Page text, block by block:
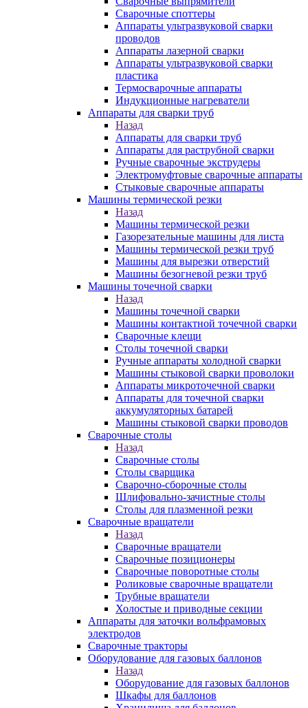
Сварочные споттеры
Аппараты ультразвуковой сварки
проводов
Аппараты лазерной сварки
Аппараты ультразвуковой сварки
пластика
Термосварочные аппараты
Индукционные нагреватели
Аппараты для сварки труб
Назад
Аппараты для сварки труб
Аппараты для раструбной сварки
Ручные сварочные экструдеры
Электромуфтовые сварочные аппараты
Стыковые сварочные аппараты
Машины термической резки
Назад
Машины термической резки
Газорезательные машины для листа
Машины термической резки труб
Машины для вырезки отверстий
Машины безогневой резки труб
Машины точечной сварки
Назад
Машины точечной сварки
Машины контактной точечной сварки
Сварочные клещи
Столы точечной сварки
Ручные аппараты холодной сварки
Машины стыковой сварки проволоки
Аппараты микроточечной сварки
Аппараты для точечной сварки
аккумуляторных батарей
Машины стыковой сварки проводов
Сварочные столы
Назад
Сварочные столы
Столы сварщика
Сварочно-сборочные столы
Шлифовально-зачистные столы
Столы для плазменной резки
Сварочные вращатели
Назад
Сварочные вращатели
Сварочные позиционеры
Сварочные поворотные столы
Роликовые сварочные вращатели
Трубные вращатели
Холостые и приводные секции
Аппараты для заточки вольфрамовых
электродов
Сварочные тракторы
Оборудование для газовых баллонов
Назад
Оборудование для газовых баллонов
Шкафы для баллонов